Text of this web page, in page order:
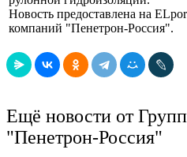
Новость предоставлена на
компаний "Пенетрон-Россия".
Ещё новости от
"Пенетрон-Россия"